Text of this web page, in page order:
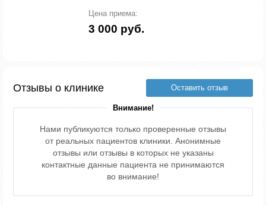
Цена приема:
3 000 руб.
Отзывы о клинике Оставить отзыв
Внимание!
Нами публикуются только проверенные отзывы
от реальных пациентов клиники. Анонимные
отзывы или отзывы в которых не указаны
контактные данные пациента не принимаются
во внимание!